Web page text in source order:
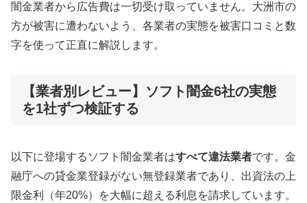
闇金業者から広告費は一切受け取っていません。大洲市の
方が被害に遭わないよう、各業者の実態を被害口コミと数
字を使って正直に解説します。
【業者別レビュー】ソフト闇金6社の実態
を1社ずつ検証する
以下に登場するソフト闇金業者はすべて違法業者です。金
融庁への貸金業登録がない無登録業者であり、出資法の上
限金利（年20%）を大幅に超える利息を請求しています。